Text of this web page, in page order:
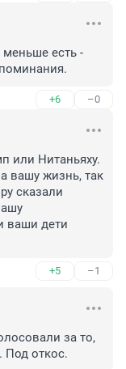
есть -
+6 –0
или Нитаньяху.
вашу жизнь, так
сказали
ваши дети
+5 –1
за то,
Под откос.